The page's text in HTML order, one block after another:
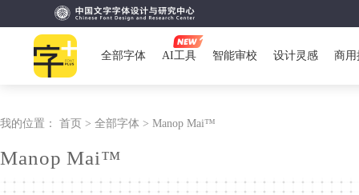
全部字体 AI工具 智能审校 设计灵感 商用
我的位置： 首页 > 全部字体 > Manop Mai™
Manop Mai™